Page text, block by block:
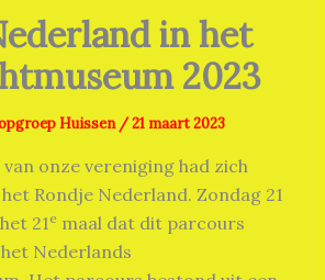
in het
2023
Huissen /21 maart 2023
onze vereniging had zich
Rondje Nederland. Zondag 21
21 e maal dat dit parcours
Nederlands